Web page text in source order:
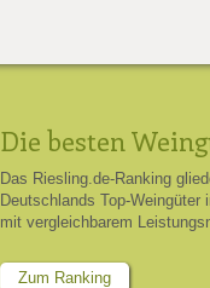
Die besten
Das Riesling.de-Ranking
Deutschlands Top-Weingüter
mit vergleichbarem
Zum Ranking